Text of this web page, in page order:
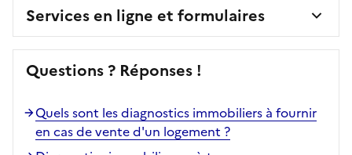
Services en ligne et formulaires
Questions ? Réponses !
Quels sont les diagnostics immobiliers à fournir
en cas de vente d'un logement ?